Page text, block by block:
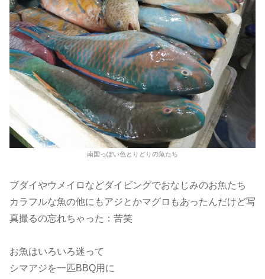
南国っぽい色とりどりの魚たち
ブダイやウメイロなどダイビングでおなじみのお魚たち
カラフルな魚の他にもアジとかマグロもあったんだけど写
真撮るの忘れちゃった：苦笑
お魚はいろいろ迷って
シマアジを一匹BBQ用に